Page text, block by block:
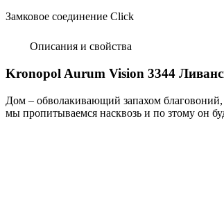
Замковое соединение Click
Описания и свойства
Kronopol Aurum Vision 3344
Дом – обволакивающий запахом
мы пропитываемся насквозь и по зтому он